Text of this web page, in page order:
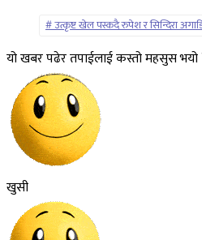
उत्कृष्ट खेल पस्कदै रुपेश र सिन्दिरा
यो खबर पढेर तपाईलाई कस्तो महसुस भयो
खुसी